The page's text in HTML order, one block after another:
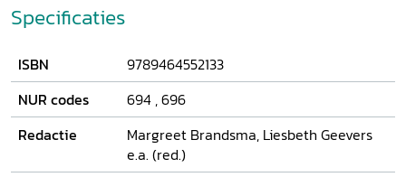
Specificaties
ISBN
9789464552133
NUR codes
694 ,696
Redactie
Margreet Brandsma, Liesbeth Geevers
e.a. (red.)